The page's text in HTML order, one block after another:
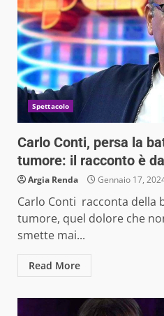
Spettacolo
Carlo Conti, persa la
tumore: il racconto è
Argia Renda Gennaio 17,
Carlo Conti racconta della
tumore, quel dolore che
smette mai...
Read More